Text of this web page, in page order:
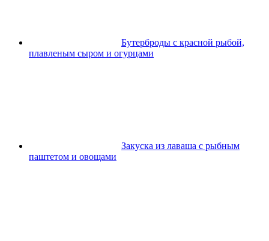
Бутерброды с красной рыбой,
плавленым сыром и огурцами
Закуска из лаваша с рыбным
паштетом и овощами